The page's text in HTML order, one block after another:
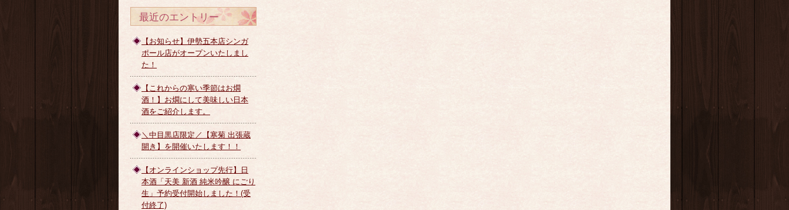
最近のエントリー
【お知らせ】伊勢五本店シンガ
ポール店がオープンいたしまし
た！
【これからの寒い季節はお燗
酒！】お燗にして美味しい日本
酒をご紹介します。
＼中目黒店限定／【寒菊 出張蔵
開き】を開催いたします！！
【オンラインショップ先行】日
本酒「天美 新酒 純米吟醸 にごり
生」予約受付開始しました！(受
付終了)